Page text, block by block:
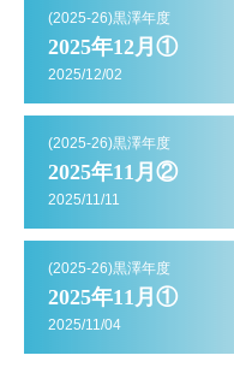
(2025-26)黒澤年度
2025年12月①
2025/12/02
(2025-26)黒澤年度
2025年11月②
2025/11/11
(2025-26)黒澤年度
2025年11月①
2025/11/04